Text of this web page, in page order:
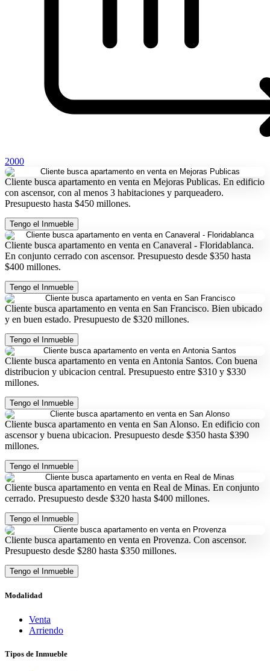
2000
Cliente busca apartamento en venta en Mejoras Publicas. En edificio
con ascensor, con al menos 3 habitaciones y parqueadero.
Presupuesto hasta $450 millones.
Tengo el Inmueble
Cliente busca apartamento en venta en Canaveral - Floridablanca.
En conjunto cerrado con ascensor. Presupuesto desde $350 hasta
$400 millones.
Tengo el Inmueble
Cliente busca apartamento en venta en San Francisco. Bien ubicado
y en buen estado. Presupuesto de $320 millones.
Tengo el Inmueble
Cliente busca apartamento en venta en Antonia Santos. Con buena
distribucion y ubicacion central. Presupuesto entre $310 y $330
millones.
Tengo el Inmueble
Cliente busca apartamento en venta en San Alonso. En edificio con
ascensor y buena ubicacion. Presupuesto desde $350 hasta $390
millones.
Tengo el Inmueble
Cliente busca apartamento en venta en Real de Minas. En conjunto
cerrado. Presupuesto desde $320 hasta $400 millones.
Tengo el Inmueble
Cliente busca apartamento en venta en Provenza. Con ascensor.
Presupuesto desde $280 hasta $350 millones.
Tengo el Inmueble
Modalidad
Venta
Arriendo
Tipos de Inmueble